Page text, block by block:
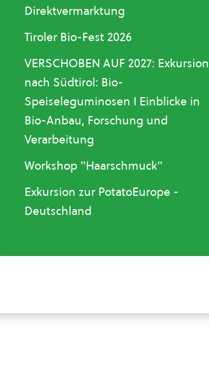
Direktvermarktung
Tiroler Bio-Fest 2026
VERSCHOBEN AUF 2027: Exkursion
nach Südtirol: Bio-
Speiseleguminosen I Einblicke in
Bio-Anbau, Forschung und
Verarbeitung
Workshop "Haarschmuck"
Exkursion zur PotatoEurope -
Deutschland